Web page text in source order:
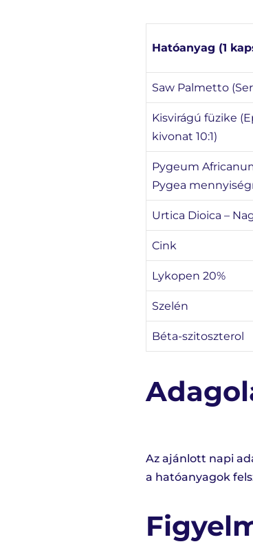
Hatóanyag (1
Saw Palmetto
Kisvirágú füzike
kivonat 10:1)
Pygeum
Pygea
Urtica Dioica –
Cink
Lykopen 20%
Szelén
Béta-szitoszterol
Az ajánlott napi
a hatóanyagok